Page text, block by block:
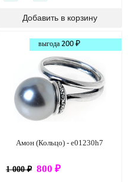
выгода 200 ₽
Амон (Кольцо) - e01230h7
1 000 ₽ 800 ₽